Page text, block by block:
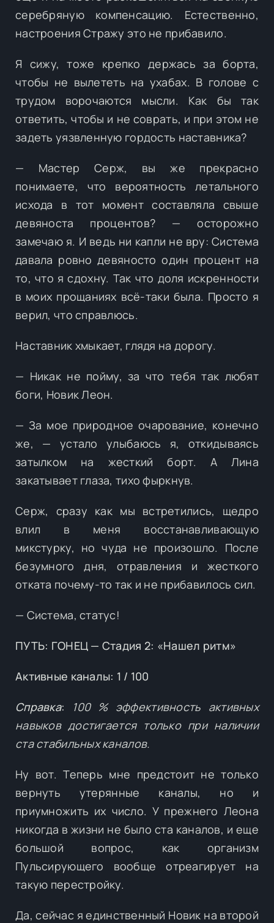
серебряную компенсацию. Естественно,
настроения Стражу это не прибавило.
Я сижу, тоже крепко держась за борта,
чтобы не вылететь на ухабах. В голове с
трудом ворочаются мысли. Как бы так
ответить, чтобы и не соврать, и при этом не
задеть уязвленную гордость наставника?
— Мастер Серж, вы же прекрасно
понимаете, что вероятность летального
исхода в тот момент составляла свыше
девяноста процентов? — осторожно
замечаю я. И ведь ни капли не вру: Система
давала ровно девяносто один процент на
то, что я сдохну. Так что доля искренности
в моих прощаниях всё-таки была. Просто я
верил, что справлюсь.
Наставник хмыкает, глядя на дорогу.
— Никак не пойму, за что тебя так любят
боги, Новик Леон.
— За мое природное очарование, конечно
же, — устало улыбаюсь я, откидываясь
затылком на жесткий борт. А Лина
закатывает глаза, тихо фыркнув.
Серж, сразу как мы встретились, щедро
влил в меня восстанавливающую
микстурку, но чуда не произошло. После
безумного дня, отравления и жесткого
отката почему-то так и не прибавилось сил.
— Система, статус!
ПУТЬ: ГОНЕЦ — Стадия 2: «Нашел ритм»
Активные каналы: 1 / 100
Справка:
100 % эффективность активных
навыков достигается только при наличии
ста стабильных каналов.
Ну вот. Теперь мне предстоит не только
вернуть утерянные каналы, но и
приумножить их число. У прежнего Леона
никогда в жизни не было ста каналов, и еще
большой вопрос, как организм
Пульсирующего вообще отреагирует на
такую перестройку.
Да, сейчас я единственный Новик на второй